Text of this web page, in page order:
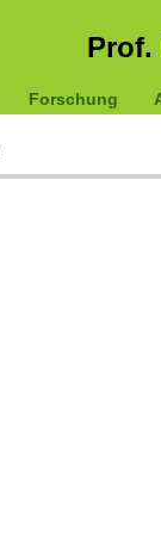
Prof.
Forschung